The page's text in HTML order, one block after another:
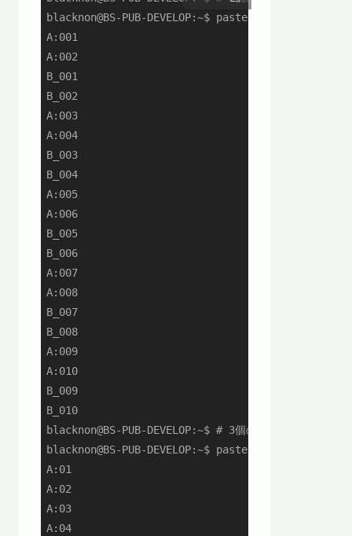
blacknon@BS-PUB-DEVELOP:~$ paste -
A:001
A:002
B_001
B_002
A:003
A:004
B_003
B_004
A:005
A:006
B_005
B_006
A:007
A:008
B_007
B_008
A:009
A:010
B_009
B_010
blacknon@BS-PUB-DEVELOP:~$ # 3個の出力を4行ごとに
blacknon@BS-PUB-DEVELOP:~$ paste -
A:01
A:02
A:03
A:04